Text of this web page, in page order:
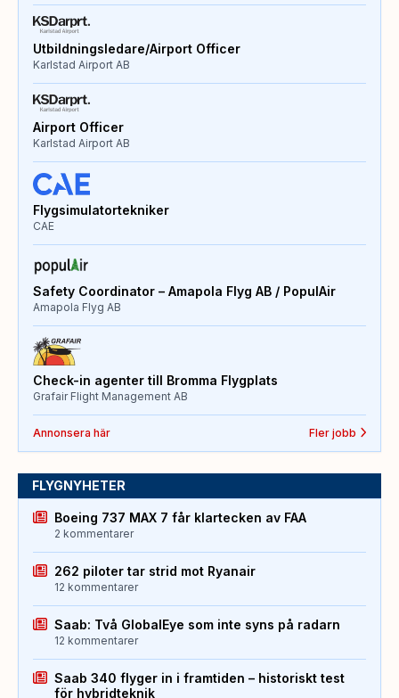
Utbildningsledare/Airport Officer
Karlstad Airport AB
Airport Officer
Karlstad Airport AB
Flygsimulatortekniker
CAE
Safety Coordinator – Amapola Flyg AB / PopulAir
Amapola Flyg AB
Check-in agenter till Bromma Flygplats
Grafair Flight Management AB
Annonsera här Fler jobb
FLYGNYHETER
Boeing 737 MAX 7 får klartecken av FAA
2 kommentarer
262 piloter tar strid mot Ryanair
12 kommentarer
Saab: Två GlobalEye som inte syns på radarn
12 kommentarer
Saab 340 flyger in i framtiden – historiskt test
för hybridteknik